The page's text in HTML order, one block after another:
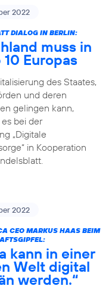
2022
DIALOG IN BERLIN:
muss in
10 Europas
des Staates,
und deren
gelingen kann,
bei der
„Digitale
in Kooperation
2022
CEO MARKUS HAAS BEIM
kann in einer
Welt digital
werden.“